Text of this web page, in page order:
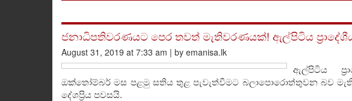
ජනාධිපතිවරණයට පෙර තවත් මැතිවරණයක්! ඇල්පිටිය
August 31, 2019 at 7:33 am | by emanisa.lk
ඇල්පිටිය
ඔක්තෝම්බර් මස පළමු සතිය තුළ පැවැත්වීමට බලාපොරොත්තුවන බව
දේශප්‍රිය පවසයි.